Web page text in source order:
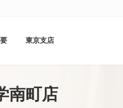
東京支店
南町店